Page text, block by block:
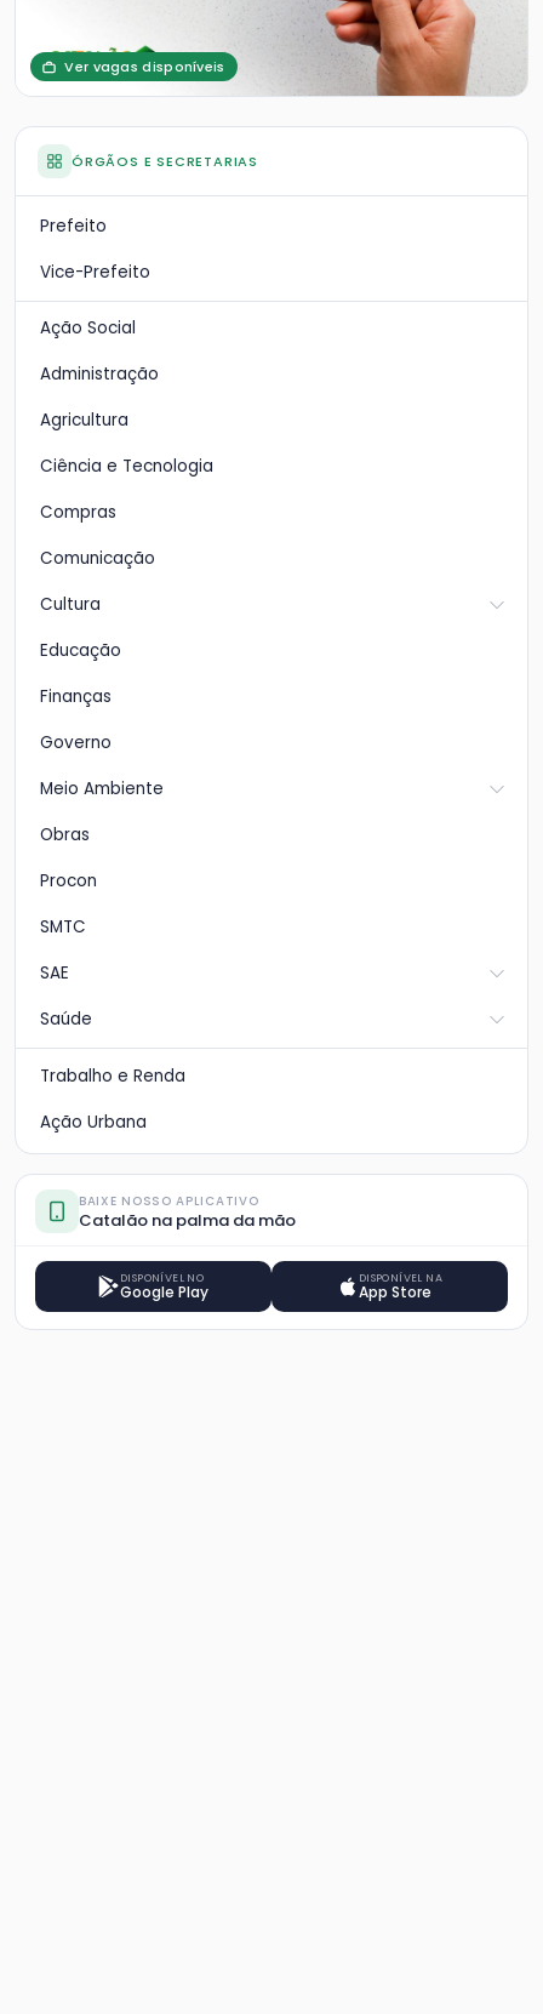
Ver vagas disponíveis
ÓRGÃOS E SECRETARIAS
Prefeito
Vice-Prefeito
Ação Social
Administração
Agricultura
Ciência e Tecnologia
Compras
Comunicação
Cultura
Educação
Finanças
Governo
Meio Ambiente
Obras
Procon
SMTC
SAE
Saúde
Trabalho e Renda
Ação Urbana
BAIXE NOSSO APLICATIVO
Catalão na palma da mão
DISPONÍVEL NO
Google Play
DISPONÍVEL NA
App Store